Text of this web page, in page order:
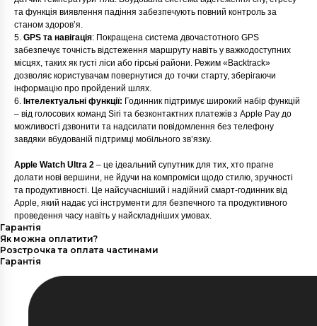
та функція виявлення падіння забезпечують повний контроль за
станом здоров’я.
5. GPS та навігація: Покращена система двочастотного GPS
забезпечує точність відстеження маршруту навіть у важкодоступних
місцях, таких як густі ліси або гірські райони. Режим «Backtrack»
дозволяє користувачам повернутися до точки старту, зберігаючи
інформацію про пройдений шлях.
6. Інтелектуальні функції: Годинник підтримує широкий набір функцій
– від голосових команд Siri та безконтактних платежів з Apple Pay до
можливості дзвонити та надсилати повідомлення без телефону
завдяки вбудованій підтримці мобільного зв’язку.
Apple Watch Ultra 2 – це ідеальний супутник для тих, хто прагне
долати нові вершини, не йдучи на компроміси щодо стилю, зручності
та продуктивності. Це найсучасніший і надійний смарт-годинник від
Apple, який надає усі інструменти для безпечного та продуктивного
проведення часу навіть у найскладніших умовах.
Гарантія
Як можна оплатити?
Розстрочка та оплата частинами
Гарантія